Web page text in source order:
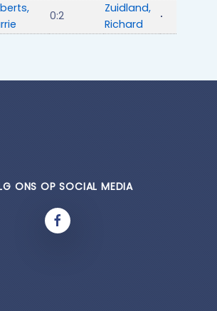
0:2
Zuidland,
Richard
ONS OP SOCIAL MEDIA